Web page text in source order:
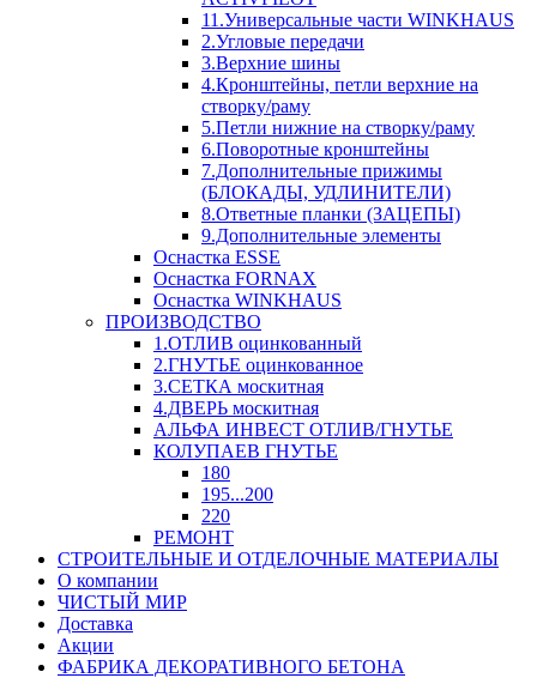
11.Универсальные части WINKHAUS
2.Угловые передачи
3.Верхние шины
4.Кронштейны, петли верхние на
створку/раму
5.Петли нижние на створку/раму
6.Поворотные кронштейны
7.Дополнительные прижимы
(БЛОКАДЫ, УДЛИНИТЕЛИ)
8.Ответные планки (ЗАЦЕПЫ)
9.Дополнительные элементы
Оснастка ESSE
Оснастка FORNAX
Оснастка WINKHAUS
ПРОИЗВОДСТВО
1.ОТЛИВ оцинкованный
2.ГНУТЬЕ оцинкованное
3.СЕТКА москитная
4.ДВЕРЬ москитная
АЛЬФА ИНВЕСТ ОТЛИВ/ГНУТЬЕ
КОЛУПАЕВ ГНУТЬЕ
180
195...200
220
РЕМОНТ
СТРОИТЕЛЬНЫЕ И ОТДЕЛОЧНЫЕ МАТЕРИАЛЫ
О компании
ЧИСТЫЙ МИР
Доставка
Акции
ФАБРИКА ДЕКОРАТИВНОГО БЕТОНА